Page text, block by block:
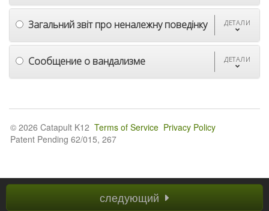
Загальний звіт про неналежну поведінку ДЕТАЛИ
Сообщение о вандализме ДЕТАЛИ
следующий
© 2026 Catapult K12 Terms of Service Privacy Policy
Patent Pending 62/015, 267